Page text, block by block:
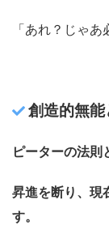
「あれ？じゃあ
創造的無能
ピーターの法則
昇進を断り、現
す。